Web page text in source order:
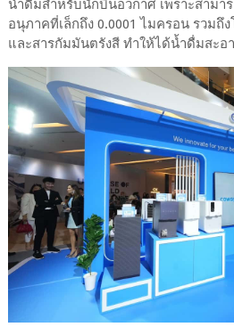
น้ำดื่มสำหรับนักบินอวกาศ เพราะสามา
อนุภาคที่เล็กถึง 0.0001 ไมครอน รวมถึ
และสารกัมมันตรังสี ทำให้ได้น้ำดื่มสะอ